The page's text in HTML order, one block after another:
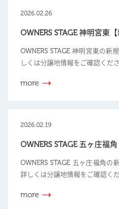
2026.02.26
OWNERS STAGE 神明宮東
OWNERS STAGE 神明宮東の新
しくは分譲地情報をご確認くだ
more
2026.02.19
OWNERS STAGE 五ヶ庄福
OWNERS STAGE 五ヶ庄福角の
詳しくは分譲地情報をご確認く
more